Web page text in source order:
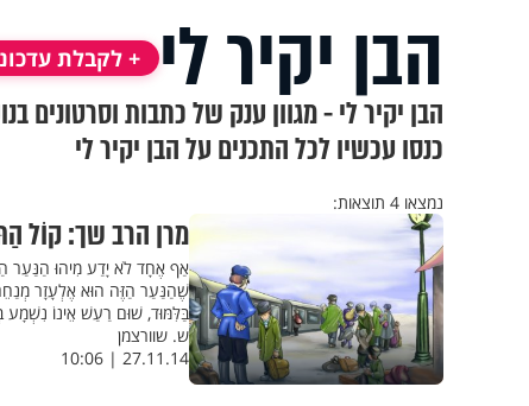
הבן יקיר לי + לקבלת
הבן יקיר לי - מגוון ענק של כתבות וסרטונים
כנסו עכשיו לכל התכנים על הבן יקיר לי
נמצאו 4 תוצאות:
מרן הרב שך: קוֹל
אַף אֶחָד לֹא יָדַע מִיהוּ הַנַּעַר
שֶׁהַנַּעַר הַזֶּה הוּא אֶלְעָזָר
בַּלִּמּוּד, שׁוּם רַעַשׁ אֵינוֹ נִשְׁמָע
ש. שוורצמן
27.11.14 | 10:06